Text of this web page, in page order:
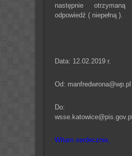
następnie
odpowiedź ( niepełną ).
Data: 12.02.2019 r.
Od: manfredwrona@wp.pl
Do:
Witam serdecznie,